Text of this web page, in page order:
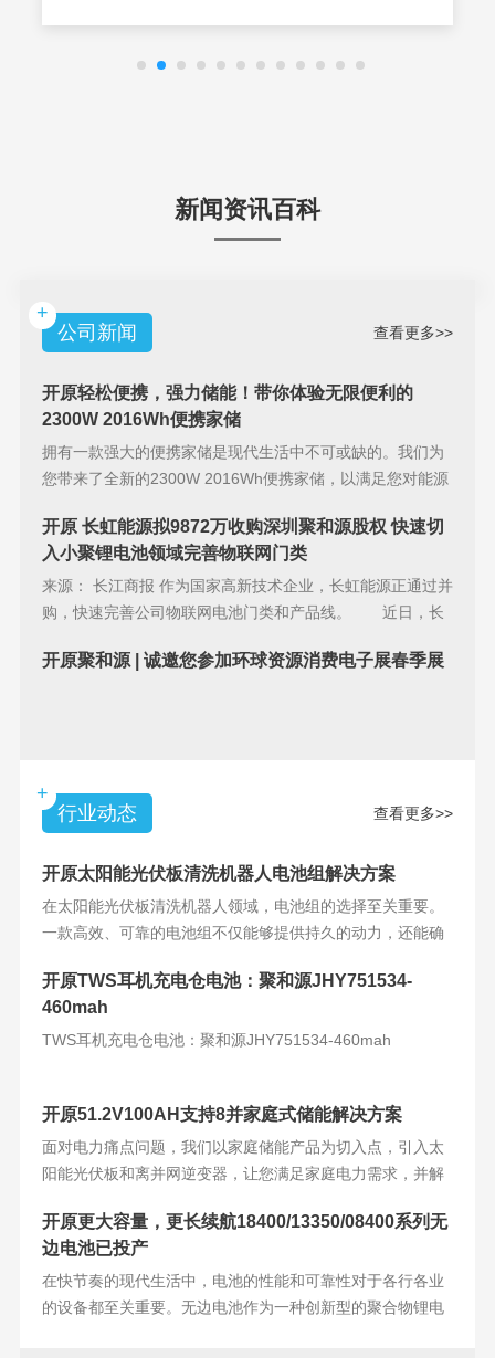
新闻资讯百科
+
公司新闻
查看更多>>
开原轻松便携，强力储能！带你体验无限便利的
2300W 2016Wh便携家储
拥有一款强大的便携家储是现代生活中不可或缺的。我们为
您带来了全新的2300W 2016Wh便携家储，以满足您对能源
开原 长虹能源拟9872万收购深圳聚和源股权 快速切
入小聚锂电池领域完善物联网门类
来源： 长江商报 作为国家高新技术企业，长虹能源正通过并
购，快速完善公司物联网电池门类和产品线。 近日，长
开原聚和源 | 诚邀您参加环球资源消费电子展春季展
+
行业动态
查看更多>>
开原太阳能光伏板清洗机器人电池组解决方案
在太阳能光伏板清洗机器人领域，电池组的选择至关重要。
一款高效、可靠的电池组不仅能够提供持久的动力，还能确
开原TWS耳机充电仓电池：聚和源JHY751534-
460mah
TWS耳机充电仓电池：聚和源JHY751534-460mah
开原51.2V100AH支持8并家庭式储能解决方案
面对电力痛点问题，我们以家庭储能产品为切入点，引入太
阳能光伏板和离并网逆变器，让您满足家庭电力需求，并解
开原更大容量，更长续航18400/13350/08400系列无
边电池已投产
在快节奏的现代生活中，电池的性能和可靠性对于各行各业
的设备都至关重要。无边电池作为一种创新型的聚合物锂电